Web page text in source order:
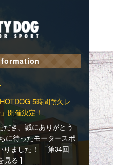
5時間耐久レ
開催決定！
だき、誠にありがとう
に待ったモータースポ
りました！ 「第34回
見る ]